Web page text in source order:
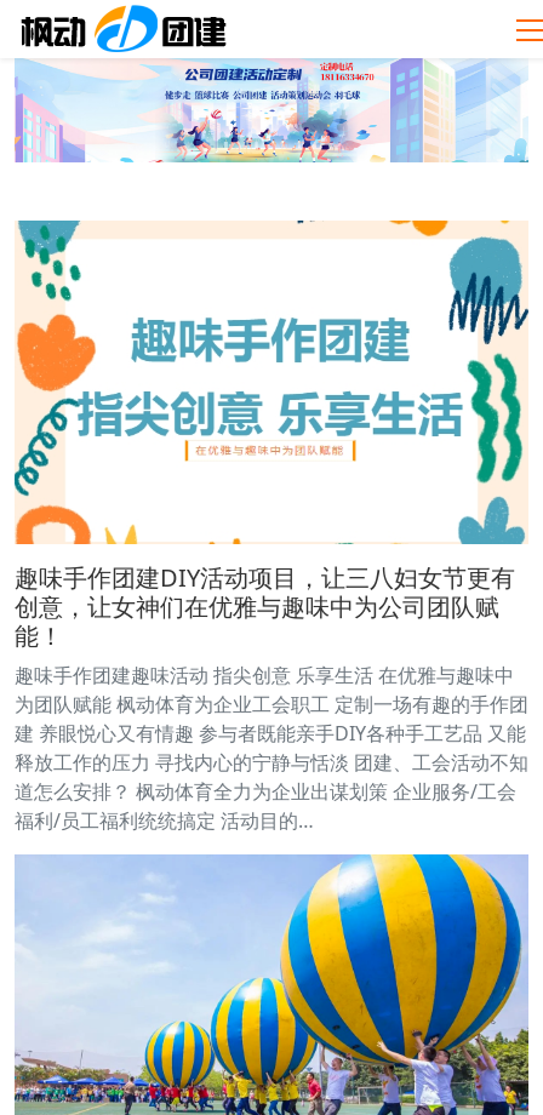
趣味手作团建DIY活动项目，让三八妇女节更有
创意，让女神们在优雅与趣味中为公司团队赋
能！
趣味手作团建趣味活动 指尖创意 乐享生活 在优雅与趣味中
为团队赋能 枫动体育为企业工会职工 定制一场有趣的手作团
建 养眼悦心又有情趣 参与者既能亲手DIY各种手工艺品 又能
释放工作的压力 寻找内心的宁静与恬淡 团建、工会活动不知
道怎么安排？ 枫动体育全力为企业出谋划策 企业服务/工会
福利/员工福利统统搞定 活动目的…